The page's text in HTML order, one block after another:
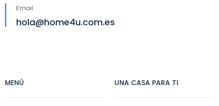
Email
hola@home4u.com.es
MENÚ UNA CASA PARA TI